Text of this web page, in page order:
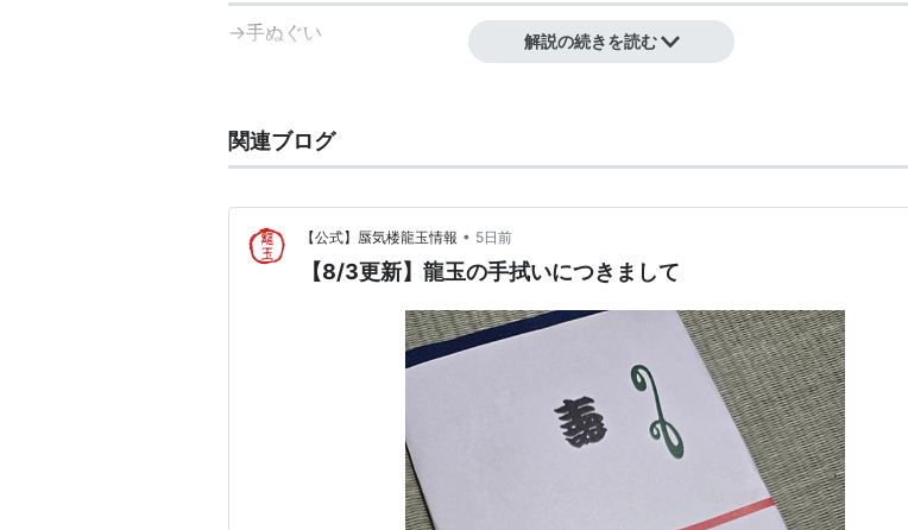
→手ぬぐい 解説の続きを読む
関連ブログ
【公式】蜃気楼龍玉情報 • 5日前
【8/3更新】龍玉の手拭いにつきまして